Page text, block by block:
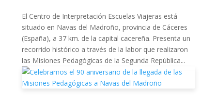
El Centro de Interpretación Escuelas Viajeras está
situado en Navas del Madroño, provincia de Cáceres
(España), a 37 km. de la capital cacereña. Presenta un
recorrido histórico a través de la labor que realizaron
las Misiones Pedagógicas de la Segunda República...